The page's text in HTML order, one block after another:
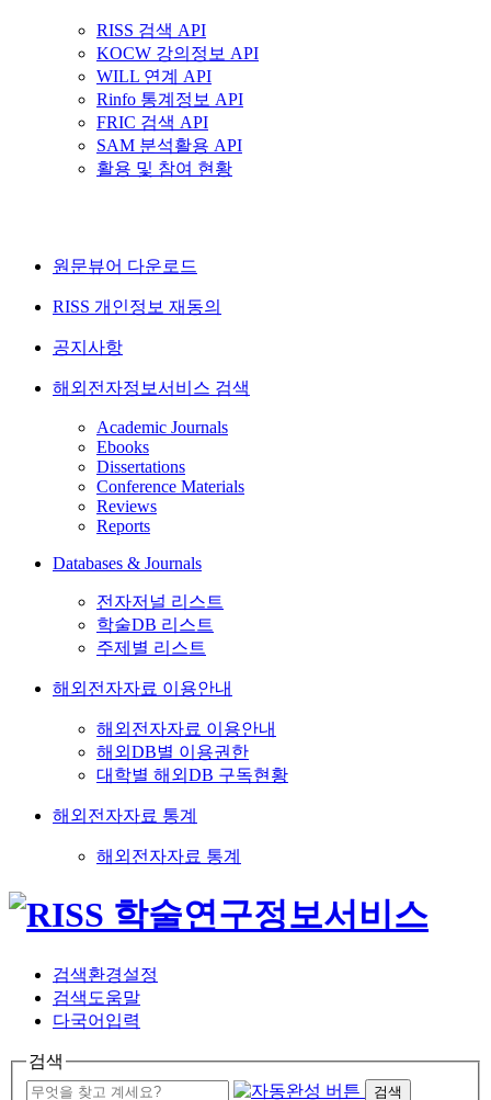
RISS 검색 API
KOCW 강의정보 API
WILL 연계 API
Rinfo 통계정보 API
FRIC 검색 API
SAM 분석활용 API
활용 및 참여 현황
원문뷰어 다운로드
RISS 개인정보 재동의
공지사항
해외전자정보서비스 검색
Academic Journals
Ebooks
Dissertations
Conference Materials
Reviews
Reports
Databases & Journals
전자저널 리스트
학술DB 리스트
주제별 리스트
해외전자자료 이용안내
해외전자자료 이용안내
해외DB별 이용권한
대학별 해외DB 구독현황
해외전자자료 통계
해외전자자료 통계
검색환경설정
검색도움말
다국어입력
검색
검색